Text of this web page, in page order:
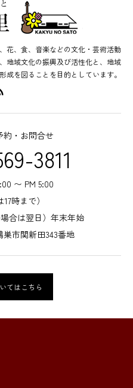
花、食、音楽などの文化・芸術活動
地域文化の振興及び活性化と、地域
成を図ることを目的としています。
約・お問合せ
3811
〜 PM 5:00
時まで）
合は翌日）年末年始
市関新田343番地
てはこちら